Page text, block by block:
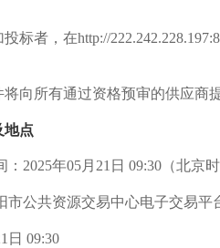
标者，在http://
向所有通过资格预审的供应商提
地点
2025年05月21日 09:30（北京时
公共资源交易中心电子交易平
日 09:30